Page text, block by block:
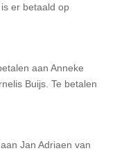
er betaald op
aan Anneke
Buijs. Te betalen
Jan Adriaen van